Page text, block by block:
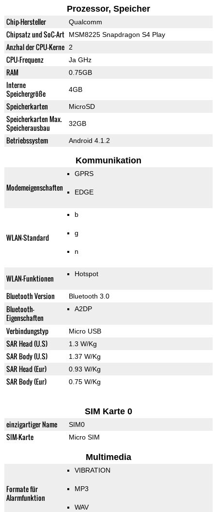
Prozessor, Speicher
Chip-Hersteller Qualcomm
Chipsatz und SoC-Art MSM8225 Snapdragon S4 Play
Anzhal der CPU-Kerne 2
CPU-Frequenz Ja GHz
RAM 0.75GB
Interne
Speichergröße
4GB
Speicherkarten MicroSD
Speicherkarten Max.
Speicherausbau
32GB
Betriebssystem Android 4.1.2
Kommunikation
Modemeigenschaften
GPRS
EDGE
WLAN-Standard
b
g
n
WLAN-Funktionen Hotspot
Bluetooth Version Bluetooth 3.0
Bluetooth-
Eigenschaften
A2DP
Verbindungstyp Micro USB
SAR Head (U.S) 1.3 W/Kg
SAR Body (U.S) 1.37 W/Kg
SAR Head (Eur) 0.93 W/Kg
SAR Body (Eur) 0.75 W/Kg
SIM Karte 0
einzigartiger Name SIM0
SIM-Karte Micro SIM
Multimedia
Formate für
Alarmfunktion
VIBRATION
MP3
WAV